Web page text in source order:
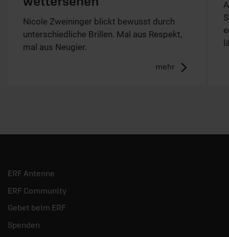
Nicole Zweininger blickt bewusst durch
unterschiedliche Brillen. Mal aus Respekt,
mal aus Neugier.
mehr
ERF Antenne
ERF Community
Gebet beim ERF
Spenden